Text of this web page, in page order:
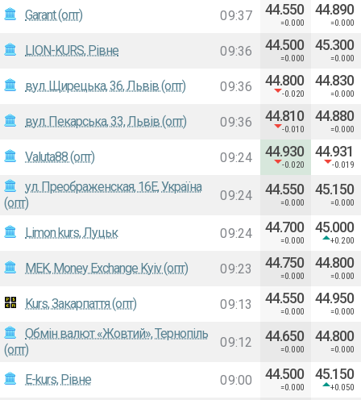
Garant (опт) 09:37 44.550
=0.000
44.890
=0.000
LION-KURS, Рівне 09:36 44.500
=0.000
45.300
=0.000
вул. Щирецька, 36, Львів (опт) 09:36 44.800
-0.020
44.830
=0.000
вул. Пекарська, 33, Львів (опт) 09:36 44.810
-0.010
44.880
=0.000
Valuta88 (опт) 09:24 44.930
-0.020
44.931
-0.019
ул. Преображенская, 16E, Україна
(опт)
09:24 44.550
=0.000
45.150
=0.000
Limon kurs, Луцьк 09:24 44.700
=0.000
45.000
+0.200
MEK, Money Exchange Kyiv (опт) 09:23 44.750
=0.000
44.800
=0.000
Kurs, Закарпаття (опт) 09:13 44.550
=0.000
44.950
=0.000
Обмін валют «Жовтий», Тернопіль
(опт)
09:12 44.650
=0.000
44.800
=0.000
E-kurs, Рівне 09:00 44.500
=0.000
45.150
+0.050